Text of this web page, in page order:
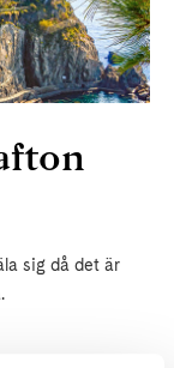
sig då det är